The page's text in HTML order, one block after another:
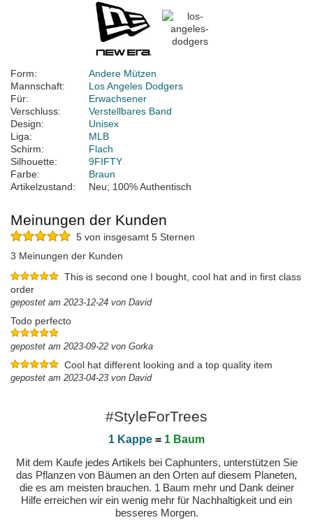
Form:
Andere Mützen
Mannschaft:
Los Angeles Dodgers
Für:
Erwachsener
Verschluss:
Verstellbares Band
Design:
Unisex
Liga:
MLB
Schirm:
Flach
Silhouette:
9FIFTY
Farbe:
Braun
Artikelzustand:
Neu; 100% Authentisch
Meinungen der Kunden
5 von insgesamt 5 Sternen
3 Meinungen der Kunden
This is second one I bought, cool hat and in first class
order
gepostet am 2023-12-24 von David
Todo perfecto
gepostet am 2023-09-22 von Gorka
Cool hat different looking and a top quality item
gepostet am 2023-04-23 von David
#StyleForTrees
1 Kappe = 1 Baum
Mit dem Kaufe jedes Artikels bei Caphunters, unterstützen Sie
das Pflanzen von Bäumen an den Orten auf diesem Planeten,
die es am meisten brauchen. 1 Baum mehr und Dank deiner
Hilfe erreichen wir ein wenig mehr für Nachhaltigkeit und ein
besseres Morgen.